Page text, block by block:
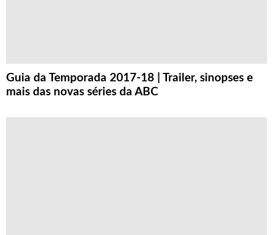
Guia da Temporada 2017-18 | Trailer, sinopses e
mais das novas séries da ABC